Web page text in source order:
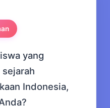
yang
Indonesia,